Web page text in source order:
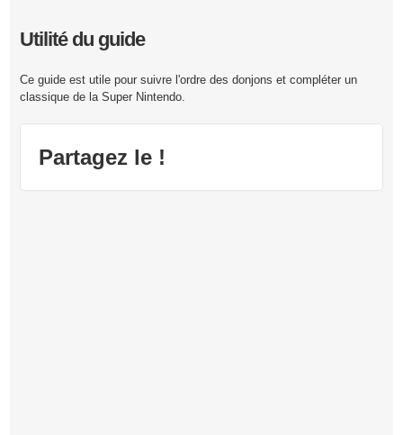
Utilité du guide
Ce guide est utile pour suivre l'ordre des donjons et compléter un
classique de la Super Nintendo.
Partagez le !